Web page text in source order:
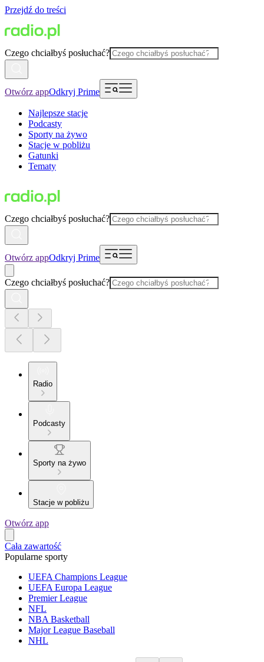
Przejdź do treści
Czego chciałbyś posłuchać?
Otwórz appOdkryj Prime
Najlepsze stacje
Podcasty
Sporty na żywo
Stacje w pobliżu
Gatunki
Tematy
Czego chciałbyś posłuchać?
Otwórz appOdkryj Prime
Czego chciałbyś posłuchać?
Radio
Podcasty
Sporty na żywo
Stacje w pobliżu
Otwórz app
Cała zawartość
Popularne sporty
UEFA Champions League
UEFA Europa League
Premier League
NFL
NBA Basketball
Major League Baseball
NHL